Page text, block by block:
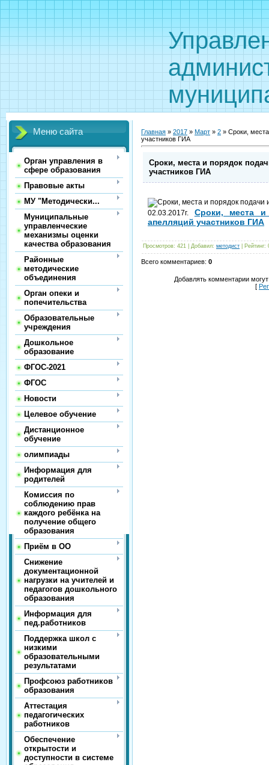
Меню сайта
Орган управления в
сфере образования
Правовые акты
МУ "Методически...
Муниципальные
управленческие
механизмы оценки
качества образования
Районные
методические
объединения
Орган опеки и
попечительства
Образовательные
учреждения
Дошкольное
образование
ФГОС-2021
ФГОС
Новости
Целевое обучение
Дистанционное
обучение
олимпиады
Информация для
родителей
Комиссия по
соблюдению прав
каждого ребёнка на
получение общего
образования
Приём в ОО
Снижение
документационной
нагрузки на учителей и
педагогов дошкольного
образования
Информация для
пед.работников
Поддержка школ с
низкими
образовательными
результатами
Профсоюз работников
образования
Аттестация
педагогических
работников
Обеспечение
открытости и
доступности в системе
Главная » 2017 » Март » 2 » Сроки,
участников ГИА
Сроки, места и порядок
участников ГИА
02.03.2017г.
Сроки, места и
апелляций участников ГИА
Просмотров: 421 Добавил: методист Рейтинг:
Всего комментариев: 0
Добавлять комментарии
[